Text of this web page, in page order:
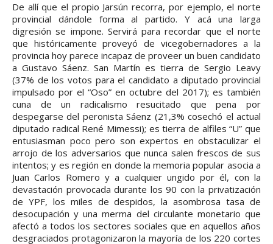
De allí que el propio Jarsún recorra, por ejemplo, el norte
provincial dándole forma al partido. Y acá una larga
digresión se impone. Servirá para recordar que el norte
que históricamente proveyó de vicegobernadores a la
provincia hoy parece incapaz de proveer un buen candidato
a Gustavo Sáenz. San Martín es tierra de Sergio Leavy
(37% de los votos para el candidato a diputado provincial
impulsado por el “Oso” en octubre del 2017); es también
cuna de un radicalismo resucitado que pena por
despegarse del peronista Sáenz (21,3% cosechó el actual
diputado radical René Mimessi); es tierra de alfiles “U” que
entusiasman poco pero son expertos en obstaculizar el
arrojo de los adversarios que nunca salen frescos de sus
intentos; y es región en donde la memoria popular asocia a
Juan Carlos Romero y a cualquier ungido por él, con la
devastación provocada durante los 90 con la privatización
de YPF, los miles de despidos, la asombrosa tasa de
desocupación y una merma del circulante monetario que
afectó a todos los sectores sociales que en aquellos años
desgraciados protagonizaron la mayoría de los 220 cortes